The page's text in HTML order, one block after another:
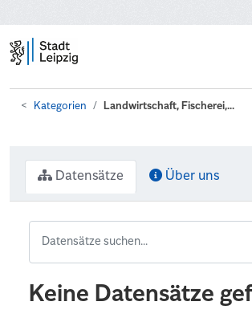
Kategorien Landwirtschaft, Fischerei,...
Datensätze Über uns
Keine Datensätze